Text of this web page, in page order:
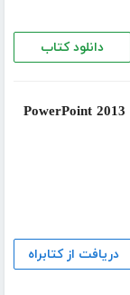
دانلود کتاب
دریافت از کتابراه